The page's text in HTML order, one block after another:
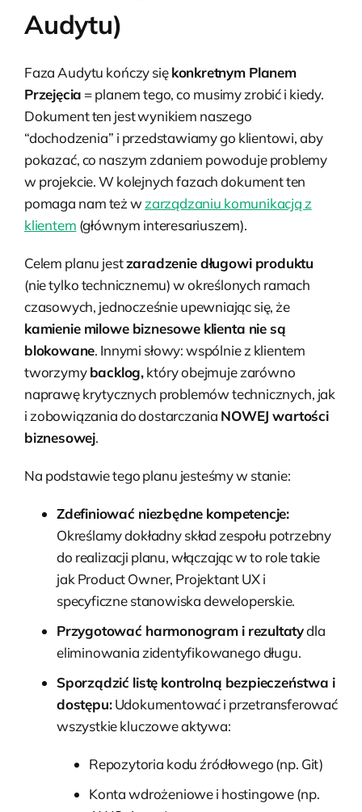
Audytu)
Faza Audytu kończy siękonkretnym Planem
Przejęcia = planem tego, co musimy zrobić i kiedy.
Dokument ten jest wynikiem naszego
“dochodzenia” i przedstawiamy go klientowi, aby
pokazać, co naszym zdaniem powoduje problemy
w projekcie. W kolejnych fazach dokument ten
pomaga nam też wzarządzaniu komunikacją z
klientem (głównym interesariuszem).
Celem planu jestzaradzenie długowi produktu
(nie tylko technicznemu) w określonych ramach
czasowych, jednocześnie upewniając się, że
kamienie milowe biznesowe klienta nie są
blokowane. Innymi słowy: wspólnie z klientem
tworzymybacklog,który obejmuje zarówno
naprawę krytycznych problemów technicznych, jak
i zobowiązania do dostarczania NOWEJ wartości
biznesowej.
Na podstawie tego planu jesteśmy w stanie:
Zdefiniować niezbędne kompetencje:
Określamy dokładny skład zespołu potrzebny
do realizacji planu, włączając w to role takie
jak Product Owner, Projektant UX i
specyficzne stanowiska deweloperskie.
Przygotować harmonogram i rezultatydla
eliminowania zidentyfikowanego długu.
Sporządzić listę kontrolną bezpieczeństwa i
dostępu:Udokumentować i przetransferować
wszystkie kluczowe aktywa:
Repozytoria kodu źródłowego (np. Git)
Konta wdrożeniowe i hostingowe (np.